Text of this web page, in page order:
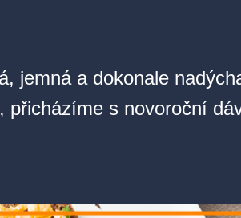
jemná a dokonale
s novoroční